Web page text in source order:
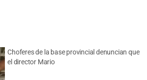
Choferes de la base provincial denuncian que
el director Mario